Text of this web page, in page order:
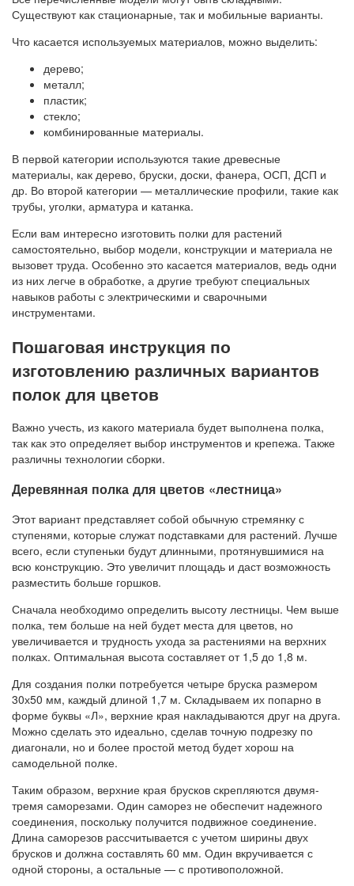
Существуют как стационарные, так и мобильные варианты.
Что касается используемых материалов, можно выделить:
дерево;
металл;
пластик;
стекло;
комбинированные материалы.
В первой категории используются такие древесные
материалы, как дерево, бруски, доски, фанера, ОСП, ДСП и
др. Во второй категории — металлические профили, такие как
трубы, уголки, арматура и катанка.
Если вам интересно изготовить полки для растений
самостоятельно, выбор модели, конструкции и материала не
вызовет труда. Особенно это касается материалов, ведь одни
из них легче в обработке, а другие требуют специальных
навыков работы с электрическими и сварочными
инструментами.
Пошаговая инструкция по
изготовлению различных вариантов
полок для цветов
Важно учесть, из какого материала будет выполнена полка,
так как это определяет выбор инструментов и крепежа. Также
различны технологии сборки.
Деревянная полка для цветов «лестница»
Этот вариант представляет собой обычную стремянку с
ступенями, которые служат подставками для растений. Лучше
всего, если ступеньки будут длинными, протянувшимися на
всю конструкцию. Это увеличит площадь и даст возможность
разместить больше горшков.
Сначала необходимо определить высоту лестницы. Чем выше
полка, тем больше на ней будет места для цветов, но
увеличивается и трудность ухода за растениями на верхних
полках. Оптимальная высота составляет от 1,5 до 1,8 м.
Для создания полки потребуется четыре бруска размером
30х50 мм, каждый длиной 1,7 м. Складываем их попарно в
форме буквы «Л», верхние края накладываются друг на друга.
Можно сделать это идеально, сделав точную подрезку по
диагонали, но и более простой метод будет хорош на
самодельной полке.
Таким образом, верхние края брусков скрепляются двумя-
тремя саморезами. Один саморез не обеспечит надежного
соединения, поскольку получится подвижное соединение.
Длина саморезов рассчитывается с учетом ширины двух
брусков и должна составлять 60 мм. Один вкручивается с
одной стороны, а остальные — с противоположной.